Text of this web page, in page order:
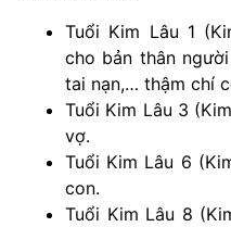
Tuổi Kim Lâu 1
cho bản thân
tai nạn,… thậm chí
Tuổi Kim Lâu 3
vợ.
Tuổi Kim Lâu 6
con.
Tuổi Kim Lâu 8